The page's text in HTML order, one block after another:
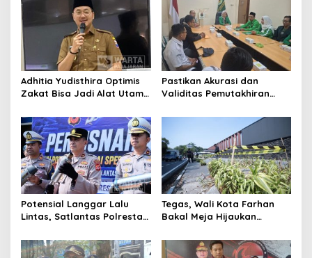
Berintegritas
Adhitia Yudisthira Optimis
Zakat Bisa Jadi Alat Utama
Kota Cimahi
Pastikan Akurasi dan
Validitas Pemutakhiran
Cimahi Lakukan
Potensial Langgar Lalu
Lintas, Satlantas Polresta
Motor Berknalpot Brong
Tegas, Wali Kota Farhan
Bakal Meja Hijaukan
Riau